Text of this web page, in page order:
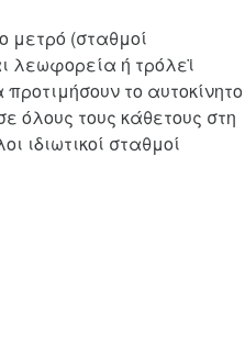
μετρό (σταθμοί
λεωφορεία ή τρόλεϊ
το αυτοκίνητο
όλους τους κάθετους στη
ιδιωτικοί σταθμοί